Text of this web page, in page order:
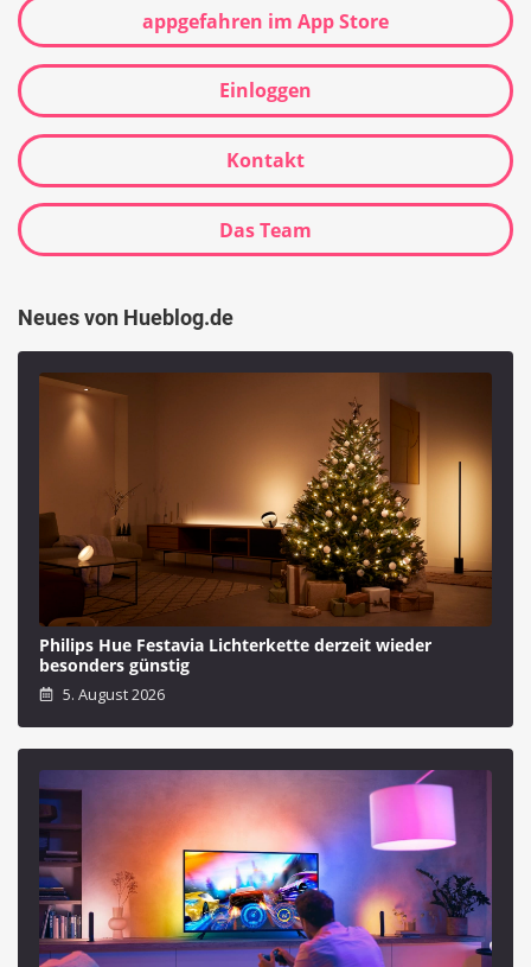
appgefahren im App Store
Einloggen
Kontakt
Das Team
Neues von Hueblog.de
Philips Hue Festavia Lichterkette derzeit wieder
besonders günstig
5. August 2026